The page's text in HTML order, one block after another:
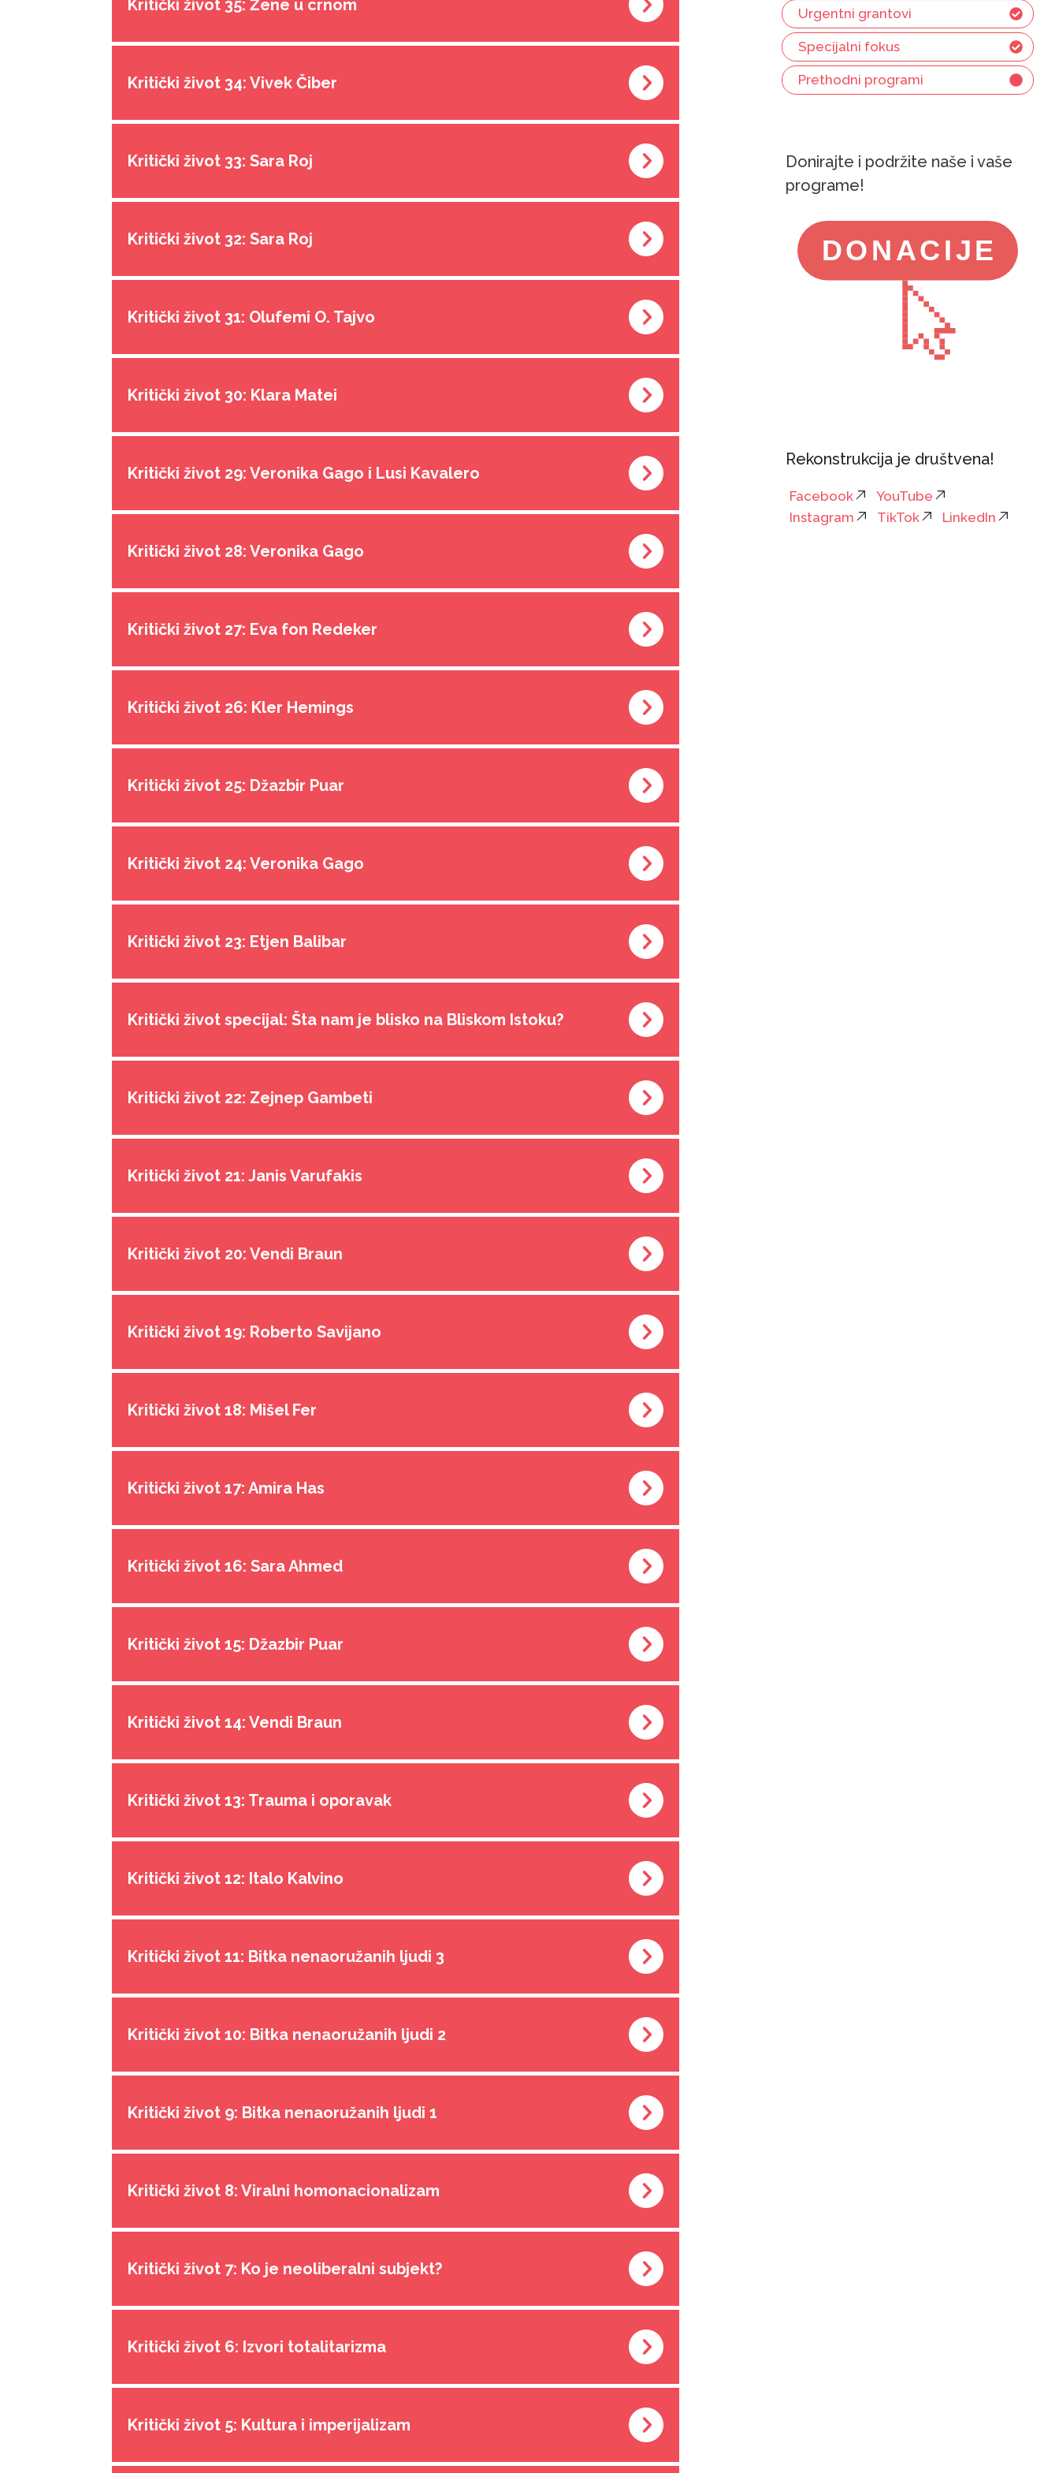
Kritički život 35: Žene u crnom
Kritički život 34: Vivek Čiber
Kritički život 33: Sara Roj
Kritički život 32: Sara Roj
Kritički život 31: Olufemi O. Tajvo
Kritički život 30: Klara Matei
Kritički život 29: Veronika Gago i Lusi Kavalero
Kritički život 28: Veronika Gago
Kritički život 27: Eva fon Redeker
Kritički život 26: Kler Hemings
Kritički život 25: Džazbir Puar
Kritički život 24: Veronika Gago
Kritički život 23: Etjen Balibar
Kritički život specijal: Šta nam je blisko na Bliskom Istoku?
Kritički život 22: Zejnep Gambeti
Kritički život 21: Janis Varufakis
Kritički život 20: Vendi Braun
Kritički život 19: Roberto Savijano
Kritički život 18: Mišel Fer
Kritički život 17: Amira Has
Kritički život 16: Sara Ahmed
Kritički život 15: Džazbir Puar
Kritički život 14: Vendi Braun
Kritički život 13: Trauma i oporavak
Kritički život 12: Italo Kalvino
Kritički život 11: Bitka nenaoružanih ljudi 3
Kritički život 10: Bitka nenaoružanih ljudi 2
Kritički život 9: Bitka nenaoružanih ljudi 1
Kritički život 8: Viralni homonacionalizam
Kritički život 7: Ko je neoliberalni subjekt?
Kritički život 6: Izvori totalitarizma
Kritički život 5: Kultura i imperijalizam
Urgentni grantovi
Specijalni fokus
Prethodni programi
Donirajte i podržite naše i vaše
programe!
Rekonstrukcija je društvena!
Facebook
YouTube
Instagram
TikTok LinkedIn